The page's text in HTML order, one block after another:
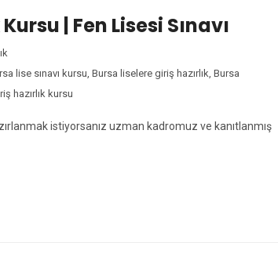
| Fen Lisesi Sınavı
lise sınavı kursu, Bursa liselere giriş hazırlık, Bursa
hazırlık kursu
istiyorsanız uzman kadromuz ve kanıtlanmış